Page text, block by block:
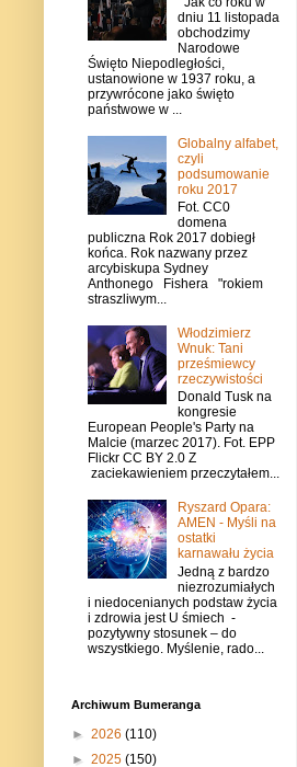
dniu 11 listopada
obchodzimy
Narodowe
Święto Niepodległości,
ustanowione w 1937 roku, a
przywrócone jako święto
państwowe w ...
Globalny alfabet,
czyli
podsumowanie
roku 2017
Fot. CC0
domena
publiczna Rok 2017 dobiegł
końca. Rok nazwany przez
arcybiskupa Sydney
Anthonego Fishera "rokiem
straszliwym...
Włodzimierz
Wnuk: Tani
prześmiewcy
rzeczywistości
Donald Tusk na
kongresie
European People's Party na
Malcie (marzec 2017). Fot. EPP
Flickr CC BY 2.0 Z
zaciekawieniem przeczytałem...
Ryszard Opara:
AMEN - Myśli na
ostatki
karnawału życia
Jedną z bardzo
niezrozumiałych
i niedocenianych podstaw życia
i zdrowia jest U śmiech -
pozytywny stosunek – do
wszystkiego. Myślenie, rado...
Archiwum Bumeranga
► 2026 (110)
► 2025 (150)